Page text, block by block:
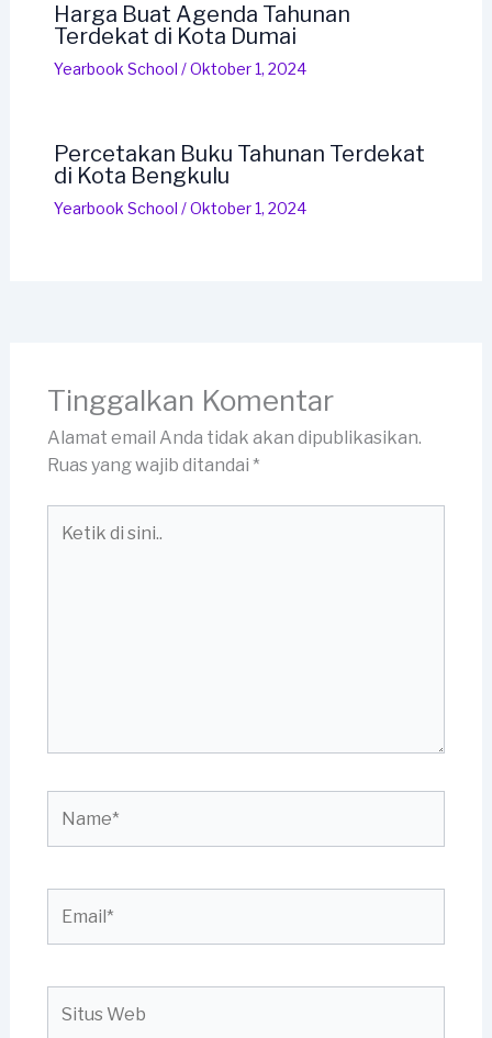
Harga Buat Agenda Tahunan
Terdekat di Kota Dumai
Yearbook School /Oktober 1, 2024
Percetakan Buku Tahunan Terdekat
di Kota Bengkulu
Yearbook School /Oktober 1, 2024
Tinggalkan Komentar
Alamat email Anda tidak akan dipublikasikan.
Ruas yang wajib ditandai *
Web